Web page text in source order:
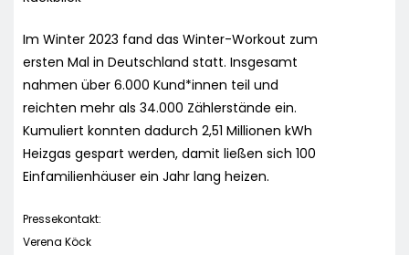
Im Winter 2023 fand das Winter-Workout zum
ersten Mal in Deutschland statt. Insgesamt
nahmen über 6.000 Kund*innen teil und
reichten mehr als 34.000 Zählerstände ein.
Kumuliert konnten dadurch 2,51 Millionen kWh
Heizgas gespart werden, damit ließen sich 100
Einfamilienhäuser ein Jahr lang heizen.
Pressekontakt:
Verena Köck